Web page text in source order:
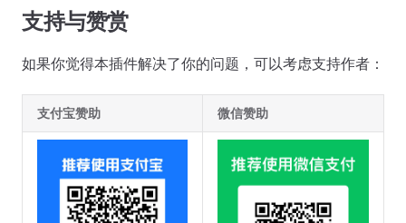
支持与赞赏
如果你觉得本插件解决了你的问题，可以考虑支持作者：
支付宝赞助 微信赞助